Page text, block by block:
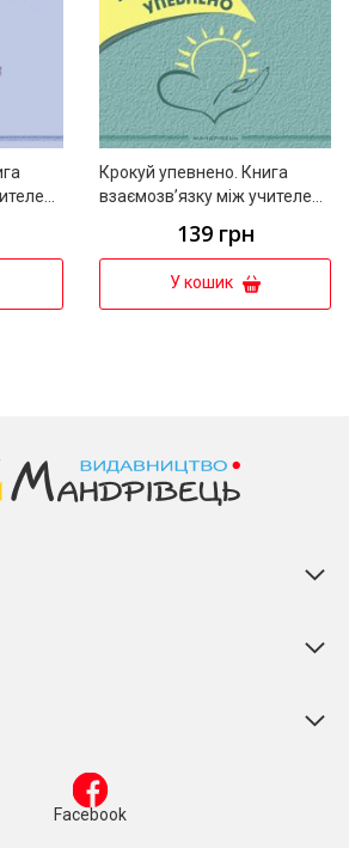
Крокуй упевнено. Книга
взаємозв’язку між учителем-
Система ігрових завдань.
Старший дошкільний вік
139 грн
У кошик
Facebook